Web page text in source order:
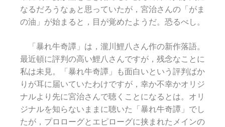
なるだろうなぁと思っていたが，宮治さんの「がま
の油」が始まると，目が覚めたようだ。恐るべし。
「暴れ牛奇譚」は，瀧川鯉八さん作の新作落語。
最近頓に評判の高い鯉八さんですが，残念なことに
私は未見。「暴れ牛奇譚」も面白いという評判ばか
りが耳に届いていたわけですが，幸か不幸かオリジ
ナルより先に宮治さんで聴くことになるとは。オリ
ジナルを知らないままに聴いた「暴れ牛奇譚」でし
たが，プロローグとエピローグに挟まれたメインの